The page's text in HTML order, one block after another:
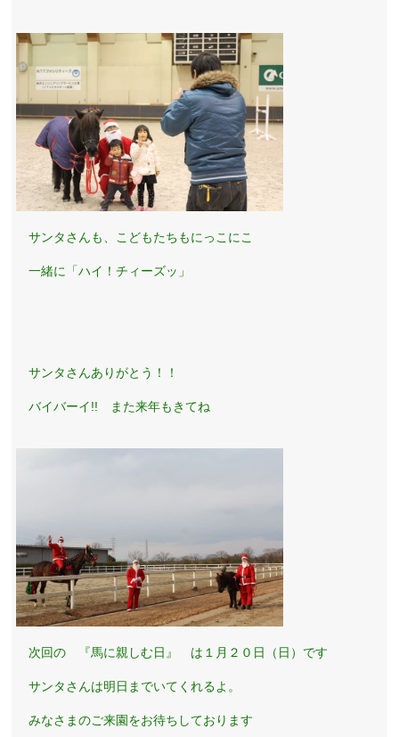
サンタさんも、こどもたちもにっこにこ
一緒に「ハイ！チィーズッ」
サンタさんありがとう！！
バイバーイ!! また来年もきてね
次回の 『馬に親しむ日』 は１月２０日（日）です
サンタさんは明日までいてくれるよ。
みなさまのご来園をお待ちしております